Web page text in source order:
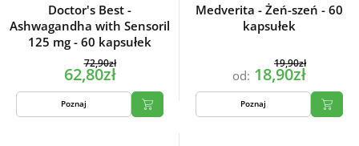
Doctor's Best -
Ashwagandha with Sensoril
125 mg - 60 kapsułek
72,90zł
62,80zł
Poznaj
Medverita - Żeń-szeń - 60
kapsułek
od:
19,90zł
18,90zł
Poznaj